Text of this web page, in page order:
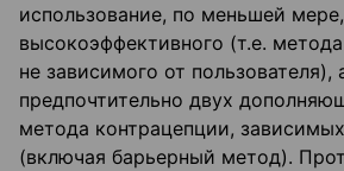
использование, по меньшей
высокоэффективного (т.е.
не зависимого от пользователя),
предпочтительно двух
метода контрацепции,
(включая барьерный метод).